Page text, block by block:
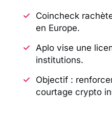
Coincheck
en Europe.
Aplo vise une
institutions.
Objectif :
courtage crypto